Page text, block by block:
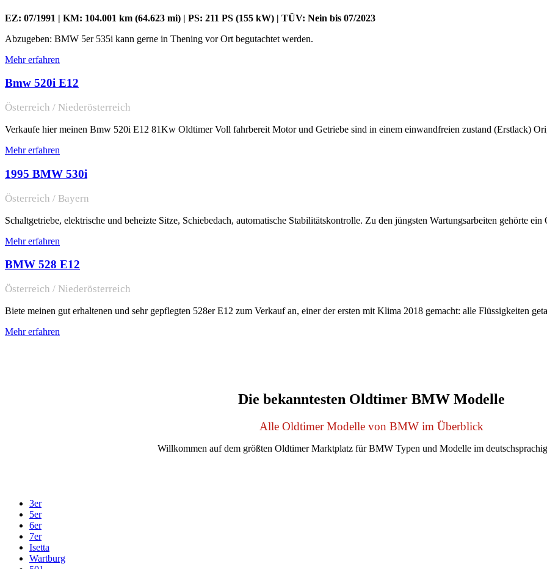
EZ: 07/1991 | KM: 104.001 km (64.623 mi) | PS: 211 PS (155 kW) | TÜV: Nein bis 07/2023
Abzugeben: BMW 5er 535i kann gerne in Thening vor Ort begutachtet werden.
Mehr erfahren
Bmw 520i E12
Österreich / Niederösterreich
Verkaufe hier meinen Bmw 520i E12 81Kw Oldtimer Voll fahrbereit Motor und Getriebe sind in einem einwandfreien zustand (Erstlack)
Mehr erfahren
1995 BMW 530i
Österreich / Bayern
Schaltgetriebe, elektrische und beheizte Sitze, Schiebedach, automatische Stabilitätskontrolle. Zu den jüngsten Wartungsarbeiten gehörte ein
Mehr erfahren
BMW 528 E12
Österreich / Niederösterreich
Biete meinen gut erhaltenen und sehr gepflegten 528er E12 zum Verkauf an, einer der ersten mit Klima 2018 gemacht: alle Flüssigkeiten
Mehr erfahren
Die bekanntesten Oldtimer BMW Modelle
Alle Oldtimer Modelle von BMW im Überblick
Willkommen auf dem größten Oldtimer Marktplatz für BMW Typen und Modelle im
3er
5er
6er
7er
Isetta
Wartburg